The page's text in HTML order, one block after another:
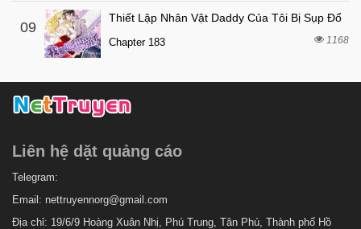
09
Thiết Lập Nhân Vật Daddy Của Tôi Bị Sụp Đổ
Chapter 183 1168
Liên hệ dặt quảng cáo
Telegram:
Email: nettruyennorg@gmail.com
Địa chỉ: 19/6/9 Hoàng Xuân Nhị, Phú Trung, Tân Phú, Thành phố Hồ